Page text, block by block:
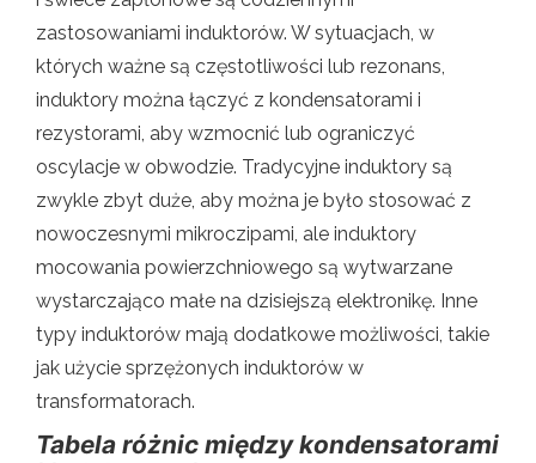
zastosowaniami induktorów. W sytuacjach, w
których ważne są częstotliwości lub rezonans,
induktory można łączyć z kondensatorami i
rezystorami, aby wzmocnić lub ograniczyć
oscylacje w obwodzie. Tradycyjne induktory są
zwykle zbyt duże, aby można je było stosować z
nowoczesnymi mikroczipami, ale induktory
mocowania powierzchniowego są wytwarzane
wystarczająco małe na dzisiejszą elektronikę. Inne
typy induktorów mają dodatkowe możliwości, takie
jak użycie sprzężonych induktorów w
transformatorach.
Tabela różnic między kondensatorami